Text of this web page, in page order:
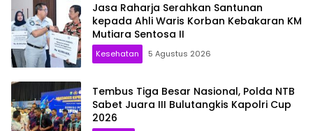
Jasa Raharja Serahkan Santunan
kepada Ahli Waris Korban Kebakaran KM
Mutiara Sentosa II
Kesehatan 5 Agustus 2026
Tembus Tiga Besar Nasional, Polda NTB
Sabet Juara III Bulutangkis Kapolri Cup
2026